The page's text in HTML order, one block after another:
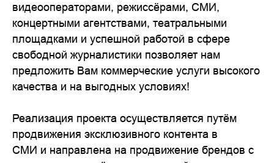
видеооператорами, режиссёрами, СМИ,
концертными агентствами, театральными
площадками и успешной работой в сфере
свободной журналистики позволяет нам
предложить Вам коммерческие услуги высокого
качества и на выгодных условиях!
Реализация проекта осуществляется путём
продвижения эксклюзивного контента в
СМИ и направлена на продвижение брендов с